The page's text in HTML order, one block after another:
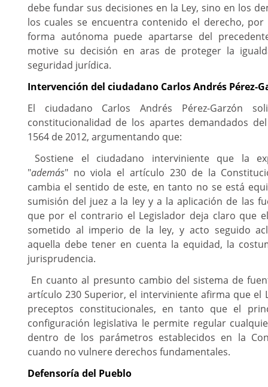
debe fundar sus decisiones en la Ley, sino en los
los cuales se encuentra contenido el derecho,
forma autónoma puede apartarse del
motive su decisión en aras de proteger la
seguridad jurídica.
Intervención del ciudadano Carlos Andrés Pérez-
El ciudadano Carlos Andrés Pérez-Garzón
constitucionalidad de los apartes demandados
1564 de 2012, argumentando que:
Sostiene el ciudadano interviniente que la
"además" no viola el artículo 230 de la
cambia el sentido de este, en tanto no se está
sumisión del juez a la ley y a la aplicación de las
que por el contrario el Legislador deja claro que
sometido al imperio de la ley, y acto seguido
aquella debe tener en cuenta la equidad, la
jurisprudencia.
En cuanto al presunto cambio del sistema de
artículo 230 Superior, el interviniente afirma que el
preceptos constitucionales, en tanto que el
configuración legislativa le permite regular
dentro de los parámetros establecidos en la
cuando no vulnere derechos fundamentales.
Defensoría del Pueblo